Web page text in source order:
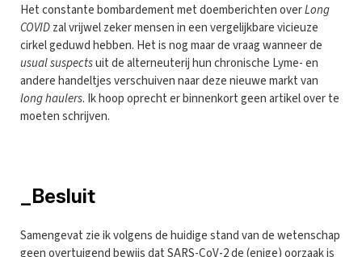
Het constante bombardement met doemberichten overLong
COVIDzal vrijwel zeker mensen in een vergelijkbare vicieuze
cirkel geduwd hebben. Het is nog maar de vraag wanneer de
usual suspectsuit de alterneuterij hun chronische Lyme- en
andere handeltjes verschuiven naar deze nieuwe markt van
long haulers. Ik hoop oprecht er binnenkort geen artikel over te
moeten schrijven.
_Besluit
Samengevat zie ik volgens de huidige stand van de wetenschap
geen overtuigend bewijs dat SARS-CoV-2 de (enige) oorzaak is